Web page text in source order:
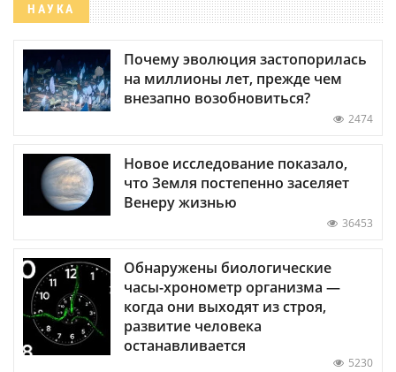
НАУКА
Почему эволюция застопорилась
на миллионы лет, прежде чем
внезапно возобновиться?
2474
Новое исследование показало,
что Земля постепенно заселяет
Венеру жизнью
36453
Обнаружены биологические
часы-хронометр организма —
когда они выходят из строя,
развитие человека
останавливается
5230